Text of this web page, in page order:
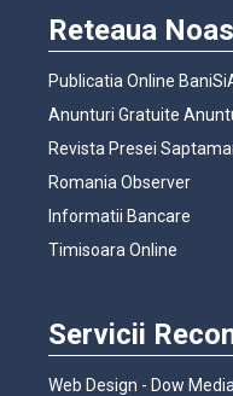
Reteaua
Publicatia Online
Anunturi Gratuite
Revista Presei
Romania Observer
Informatii Bancare
Timisoara Online
Servicii
Web Design - Dow Media